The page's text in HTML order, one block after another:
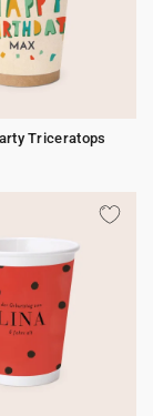
Triceratops